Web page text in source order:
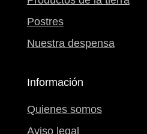
Postres
Nuestra despensa
Información
Quienes somos
Aviso legal